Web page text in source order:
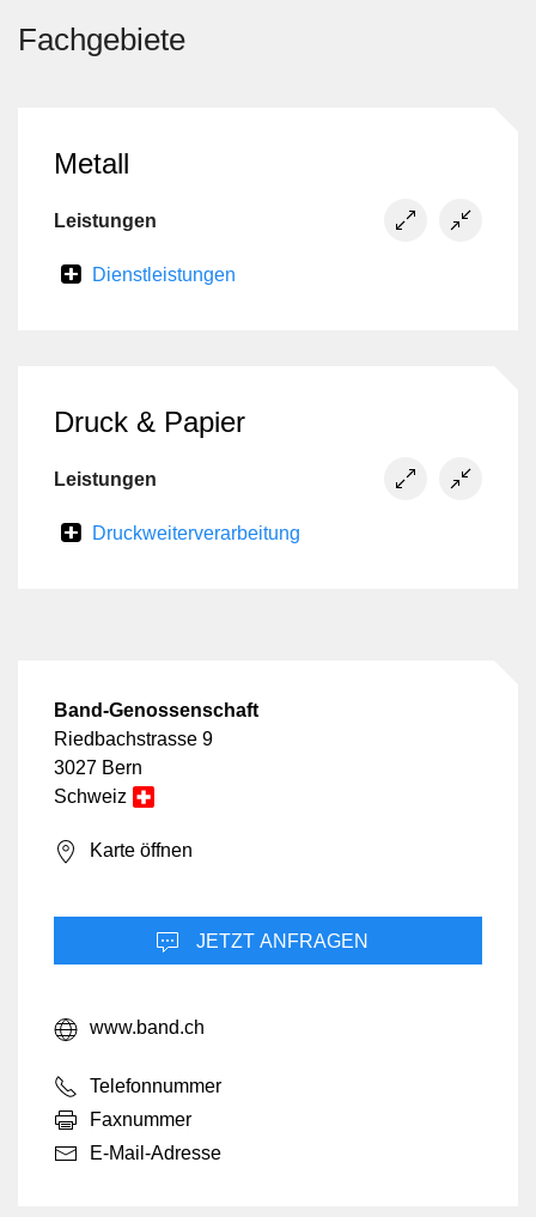
Fachgebiete
Metall
Leistungen
Dienstleistungen
Druck & Papier
Leistungen
Druckweiterverarbeitung
Band-Genossenschaft
Riedbachstrasse 9
3027 Bern
Schweiz
Karte öffnen
JETZT ANFRAGEN
www.band.ch
Telefonnummer
Faxnummer
E-Mail-Adresse